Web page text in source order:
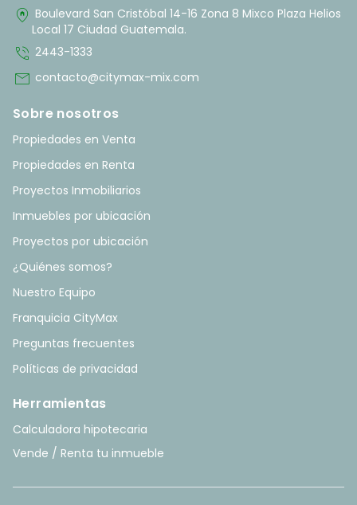
home_pin Boulevard San Cristóbal 14-16 Zona 8 Mixco Plaza Helios
Local 17 Ciudad Guatemala.
phone_in_talk 2443-1333
mail contacto@citymax-mix.com
Sobre nosotros
Propiedades en Venta
Propiedades en Renta
Proyectos Inmobiliarios
Inmuebles por ubicación
Proyectos por ubicación
¿Quiénes somos?
Nuestro Equipo
Franquicia CityMax
Preguntas frecuentes
Políticas de privacidad
Herramientas
Calculadora hipotecaria
Vende / Renta tu inmueble